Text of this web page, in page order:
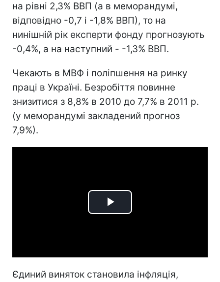
на рівні 2,3% ВВП (а в меморандумі,
відповідно -0,7 і -1,8% ВВП), то на
нинішній рік експерти фонду прогнозують
-0,4%, а на наступний - -1,3% ВВП.
Чекають в МВФ і поліпшення на ринку
праці в Україні. Безробіття повинне
знизитися з 8,8% в 2010 до 7,7% в 2011 р.
(у меморандумі закладений прогноз
7,9%).
Play
Єдиний виняток становила інфляція,